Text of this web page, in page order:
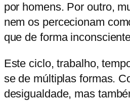
por homens. Por outro,
nem os percecionam
que de forma
Este ciclo, trabalho,
se de múltiplas formas.
desigualdade, mas